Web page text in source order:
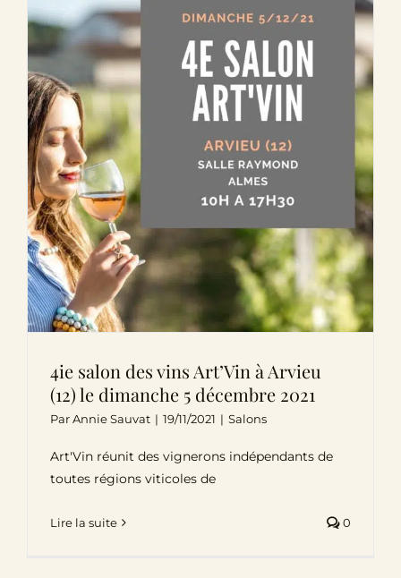
Le Domaine
Œnotourisme
Acheter en ligne
Actualités
Partenaires
Contactez-nous
4ie salon des vins Art’Vin à Arvieu
(12) le dimanche 5 décembre 2021
ParAnnie Sauvat | 19/11/2021 | Salons
Art'Vin réunit des vignerons indépendants de
toutes régions viticoles de
Lire la suite 0